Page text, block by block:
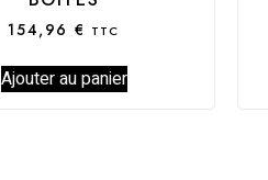
154,96 € TTC
Ajouter au panier